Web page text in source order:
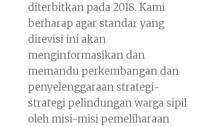
diterbitkan pada 2018. Kami
berharap agar standar yang
direvisi ini akan
menginformasikan dan
memandu perkembangan dan
penyelenggaraan strategi-
strategi pelindungan warga sipil
oleh misi-misi pemeliharaan